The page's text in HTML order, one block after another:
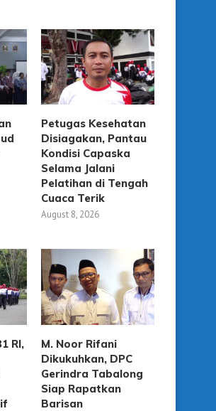
Petugas Kesehatan
Disiagakan, Pantau
Kondisi Capaska
Selama Jalani
Pelatihan di Tengah
Cuaca Terik
August 8, 2026
RI,
M. Noor Rifani
Dikukuhkan, DPC
Gerindra Tabalong
Siap Rapatkan
Barisan